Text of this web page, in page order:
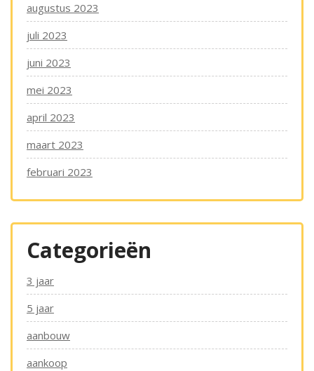
augustus 2023
juli 2023
juni 2023
mei 2023
april 2023
maart 2023
februari 2023
Categorieën
3 jaar
5 jaar
aanbouw
aankoop